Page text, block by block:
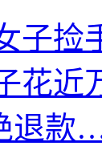
子捡
花近
退款